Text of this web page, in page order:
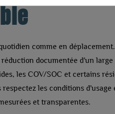
comme en
documentée d'un
les COV/SOC et certains
les conditions
et transparentes.